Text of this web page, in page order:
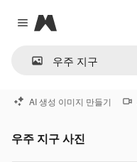
Close menu
Magnific
AI 생성 이미지 만들기
우주 지구 사진